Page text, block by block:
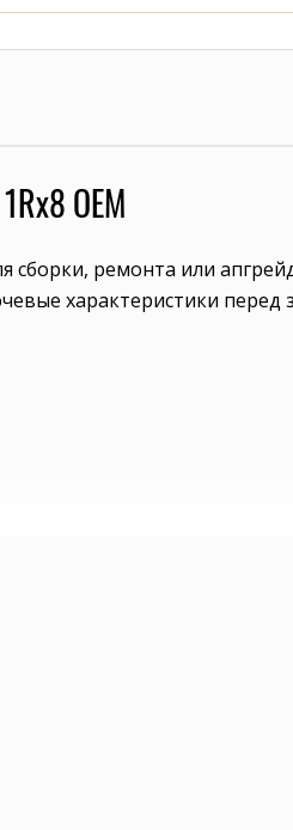
OEM
сборки, ремонта или
характеристики перед